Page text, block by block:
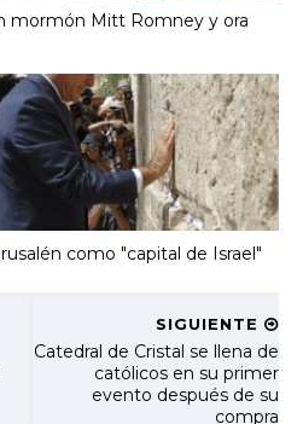
mormón Mitt Romney y ora
como "capital de Israel"
SIGUIENTE
Catedral de Cristal se llena de
católicos en su primer
evento después de su
compra